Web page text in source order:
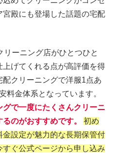
殿にも登場した話題の宅配
ーニング店がひとつひと
げてくれる点が高評価を得
クリーニングで洋服1点あ
料金体系となっています。
で一度にたくさんクリーニ
のがおすすめです。
初め
設定が魅力的な長期保管付
ぐ公式ページから申し込み